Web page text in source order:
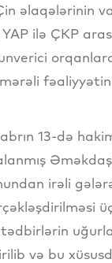
əlaqələrinin
ilə ÇKP
13-də
irəli
və bu